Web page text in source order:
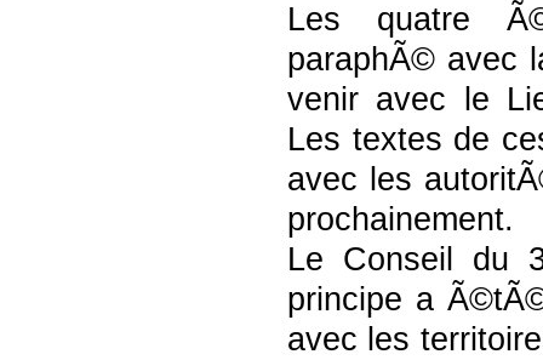
Les quatre
paraphÃ© avec
venir avec le
Les textes de
avec les
prochainement.
Le Conseil du
principe a
avec les